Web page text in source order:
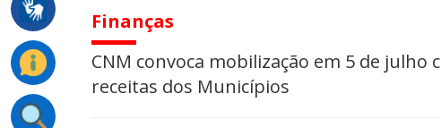
Finanças
CNM convoca mobilização em 5 de
receitas dos Municípios